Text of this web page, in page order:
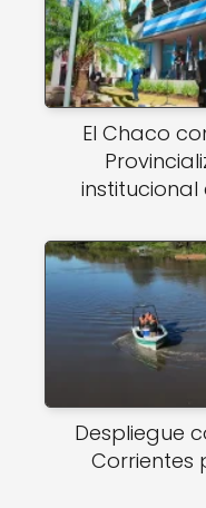
El Chaco
institucional
Despliegue
Corrientes